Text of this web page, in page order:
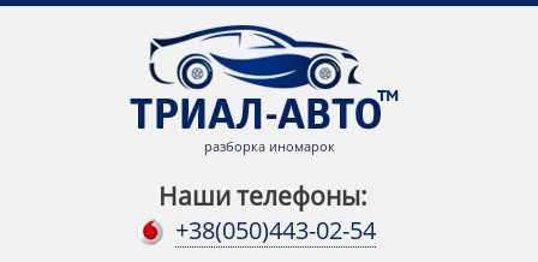
разборка иномарок
Наши телефоны:
+38(050)443-02-54